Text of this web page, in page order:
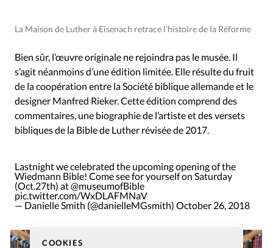
COOKIES
La Maison de Luther à Eisenach retrace l’histoire de la Réforme
Bien sûr, l’œuvre originale ne rejoindra pas le musée. Il
s’agit néanmoins d’une édition limitée. Elle résulte du fruit
de la coopération entre la Société biblique allemande et le
designer Manfred Rieker. Cette édition comprend des
commentaires, une biographie de l’artiste et des versets
bibliques de la Bible de Luther révisée de 2017.
Lastnight we celebrated the upcoming opening of the
Wiedmann Bible! Come see for yourself on Saturday
(Oct.27th) at@museumofBible
pic.twitter.com/WxDLAFMNaV
— Danielle Smith (@danielleMGsmith) October 26, 2018